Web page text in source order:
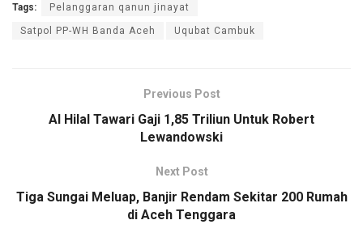
Tags: Pelanggaran qanun jinayat
Satpol PP-WH Banda Aceh Uqubat Cambuk
Previous Post
Al Hilal Tawari Gaji 1,85 Triliun Untuk Robert
Lewandowski
Next Post
Tiga Sungai Meluap, Banjir Rendam Sekitar 200 Rumah
di Aceh Tenggara